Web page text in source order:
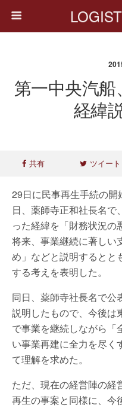
第一中央汽
経緯
共有 ツイート
29日に民事再生手続の
日、薬師寺正和社長名で
った経緯を「財務状況の
将来、事業継続に著しい
め」などと説明するとと
する考えを表明した。
同日、薬師寺社長名で公
説明したもので、今後は
で事業を継続しながら「
い事業再建に全力を尽く
て理解を求めた。
ただ、現在の経営陣の経
再生の事案と同様に、今